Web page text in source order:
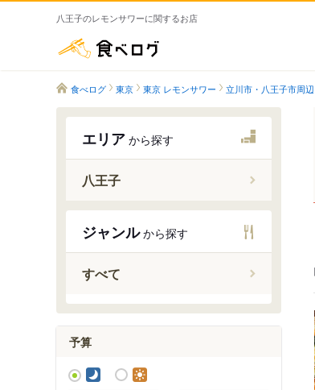
八王子のレモンサワーに関するお店
食べログ 東京 東京 レモンサワー 立川市・八王子市周
エリア から探す
八王子
ジャンルから探す
すべて
予算